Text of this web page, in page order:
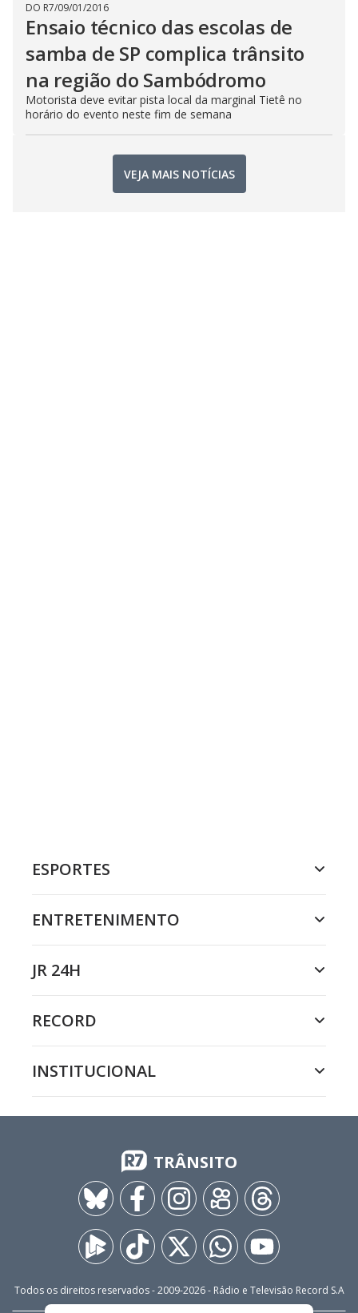
DO R7/09/01/2016
Ensaio técnico das escolas de
samba de SP complica trânsito
na região do Sambódromo
Motorista deve evitar pista local da marginal Tietê no
horário do evento neste fim de semana
VEJA MAIS NOTÍCIAS
ESPORTES
ENTRETENIMENTO
JR 24H
RECORD
INSTITUCIONAL
TRÂNSITO
Todos os direitos reservados - 2009-2026- Rádio e Televisão Record S.A